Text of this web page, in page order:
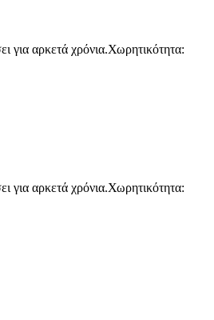
για αρκετά χρόνια.Χωρητικότητα:
για αρκετά χρόνια.Χωρητικότητα: